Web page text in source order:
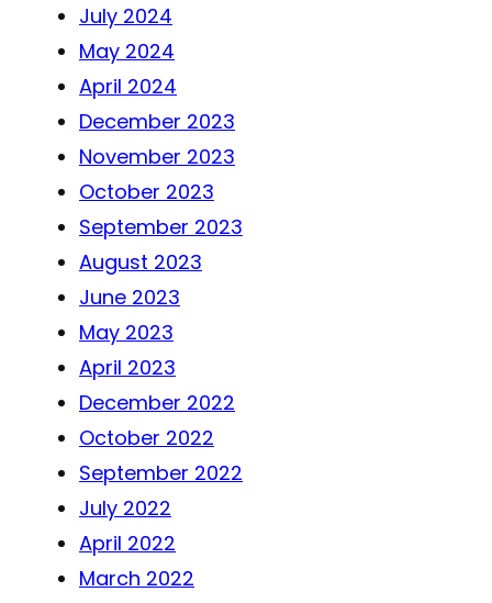
July 2024
May 2024
April 2024
December 2023
November 2023
October 2023
September 2023
August 2023
June 2023
May 2023
April 2023
December 2022
October 2022
September 2022
July 2022
April 2022
March 2022